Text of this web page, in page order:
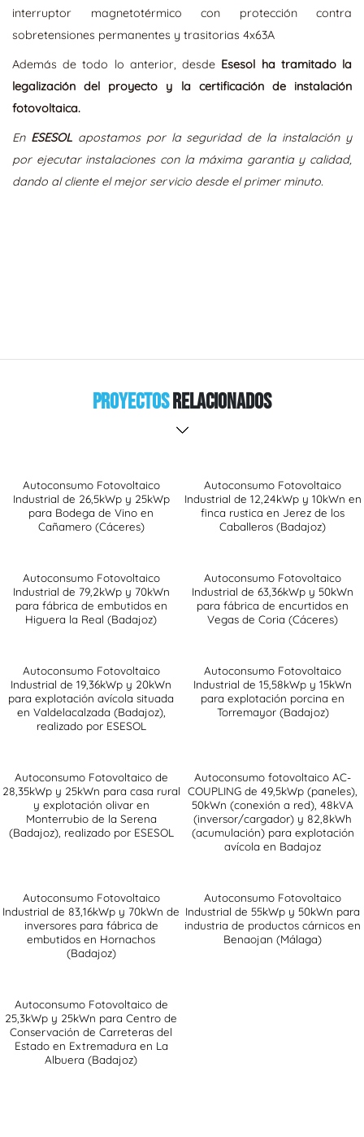
interruptor magnetotérmico con protección contra
sobretensiones permanentes y trasitorias 4x63A
Además de todo lo anterior, desde Esesol ha tramitado la
legalización del proyecto y la certificación de instalación
fotovoltaica.
En ESESOL apostamos por la seguridad de la instalación y
por ejecutar instalaciones con la máxima garantia y calidad,
dando al cliente el mejor servicio desde el primer minuto.
ProyectosRelacionados
Autoconsumo Fotovoltaico
Industrial de 26,5kWp y 25kWp
para Bodega de Vino en
Cañamero (Cáceres)
Autoconsumo Fotovoltaico
Industrial de 12,24kWp y 10kWn en
finca rustica en Jerez de los
Caballeros (Badajoz)
Autoconsumo Fotovoltaico
Industrial de 79,2kWp y 70kWn
para fábrica de embutidos en
Higuera la Real (Badajoz)
Autoconsumo Fotovoltaico
Industrial de 63,36kWp y 50kWn
para fábrica de encurtidos en
Vegas de Coria (Cáceres)
Autoconsumo Fotovoltaico
Industrial de 19,36kWp y 20kWn
para explotación avícola situada
en Valdelacalzada (Badajoz),
realizado por ESESOL
Autoconsumo Fotovoltaico
Industrial de 15,58kWp y 15kWn
para explotación porcina en
Torremayor (Badajoz)
Autoconsumo Fotovoltaico de
28,35kWp y 25kWn para casa rural
y explotación olivar en
Monterrubio de la Serena
(Badajoz), realizado por ESESOL
Autoconsumo fotovoltaico AC-
COUPLING de 49,5kWp (paneles),
50kWn (conexión a red), 48kVA
(inversor/cargador) y 82,8kWh
(acumulación) para explotación
avícola en Badajoz
Autoconsumo Fotovoltaico
Industrial de 83,16kWp y 70kWn de
inversores para fábrica de
embutidos en Hornachos
(Badajoz)
Autoconsumo Fotovoltaico
Industrial de 55kWp y 50kWn para
industria de productos cárnicos en
Benaojan (Málaga)
Autoconsumo Fotovoltaico de
25,3kWp y 25kWn para Centro de
Conservación de Carreteras del
Estado en Extremadura en La
Albuera (Badajoz)